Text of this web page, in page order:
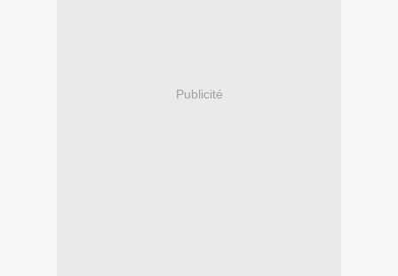
Publicité